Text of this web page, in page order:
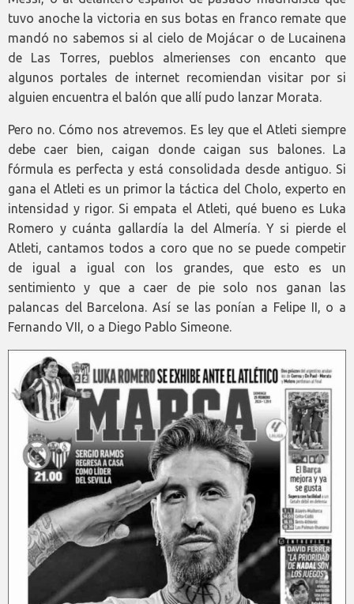
tuvo anoche la victoria en sus botas en franco remate que
mandó no sabemos si al cielo de Mojácar o de Lucainena
de Las Torres, pueblos almerienses con encanto que
algunos portales de internet recomiendan visitar por si
alguien encuentra el balón que allí pudo lanzar Morata.
Pero no. Cómo nos atrevemos. Es ley que el Atleti siempre
debe caer bien, caigan donde caigan sus balones. La
fórmula es perfecta y está consolidada desde antiguo. Si
gana el Atleti es un primor la táctica del Cholo, experto en
intensidad y rigor. Si empata el Atleti, qué bueno es Luka
Romero y cuánta gallardía la del Almería. Y si pierde el
Atleti, cantamos todos a coro que no se puede competir
de igual a igual con los grandes, que esto es un
sentimiento y que a caer de pie solo nos ganan las
palancas del Barcelona. Así se las ponían a Felipe II, o a
Fernando VII, o a Diego Pablo Simeone.